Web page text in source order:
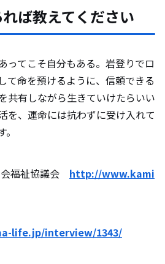
ば教えてください
ってこそ自分もある。岩登りでロ
て命を預けるように、信頼できる
共有しながら生きていけたらいい
を、運命には抗わずに受け入れて
福祉協議会 http://www.kami
life.jp/interview/1343/